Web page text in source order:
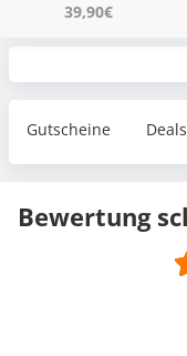
39,90€
Gutscheine Deals
Bewertung